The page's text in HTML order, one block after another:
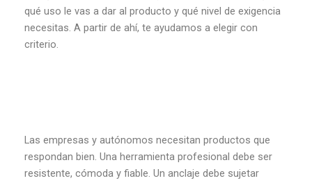
qué uso le vas a dar al producto y qué nivel de exigencia
necesitas. A partir de ahí, te ayudamos a elegir con
criterio.
Las empresas y autónomos necesitan productos que
respondan bien. Una herramienta profesional debe ser
resistente, cómoda y fiable. Un anclaje debe sujetar